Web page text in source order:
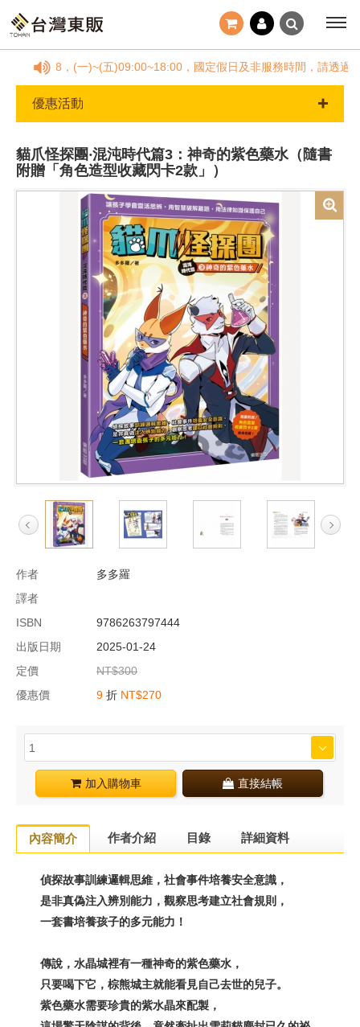
，(一)~(五)09:00~18:00，國定假日及非服務時間，請透過客服
優惠活動
貓爪怪探團‧混沌時代篇3：神奇的紫色藥水（隨書
附贈「角色造型收藏閃卡2款」）
作者
多多羅
譯者
ISBN
9786263797444
出版日期
2025-01-24
定價
NT$300
優惠價
9 折 NT$270
加入購物車 直接結帳
內容簡介 作者介紹 目錄 詳細資料
偵探故事訓練邏輯思維，社會事件培養安全意識，
是非真偽注入辨別能力，觀察思考建立社會規則，
一套書培養孩子的多元能力！
傳說，水晶城裡有一種神奇的紫色藥水，
只要喝下它，棕熊城主就能看見自己去世的兒子。
紫色藥水需要珍貴的紫水晶來配製，